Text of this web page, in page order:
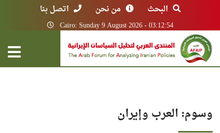
البحث من نحن اتصل بنا
Cairo: Sunday 9 August 2026 - 03:12:54
وسوم: العرب وإيران